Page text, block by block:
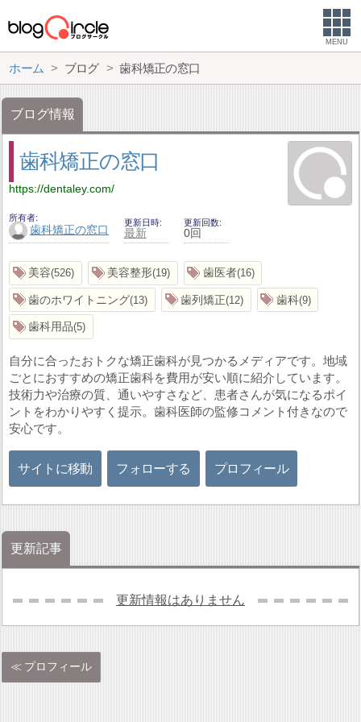
MENU
ホーム ブログ 歯科矯正の窓口
ブログ情報
歯科矯正の窓口
https://dentaley.com/
所有者
歯科矯正の窓口
更新日時
最新
更新回数
0回
美容 526 美容整形 19 歯医者 16
歯のホワイトニング 13 歯列矯正 12 歯科 9
歯科用品 5
自分に合ったおトクな矯正歯科が見つかるメディアです。地域
ごとにおすすめの矯正歯科を費用が安い順に紹介しています。
技術力や治療の質、通いやすさなど、患者さんが気になるポイ
ントをわかりやすく提示。歯科医師の監修コメント付きなので
安心です。
サイトに移動 フォローする プロフィール
更新記事
更新情報はありません
プロフィール